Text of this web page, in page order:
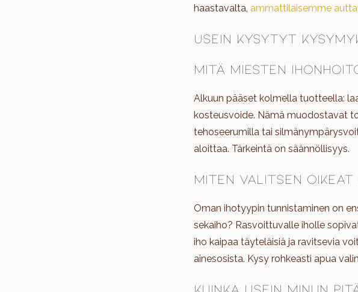
haastavalta, ammattilaisemme
Usein kysytyt
Mitä miesten
Alkuun pääset kolmella tuotteella:
kosteusvoide. Nämä muodostavat
tehoseerumilla tai
aloittaa. Tärkeintä on säännöllisyys.
Miten valitsen
Oman ihotyypin tunnistaminen on
sekaiho? Rasvoittuvalle iholle
iho kaipaa täyteläisiä ja ravitsevia
ainesosista. Kysy rohkeasti apua
Kuinka usein minun